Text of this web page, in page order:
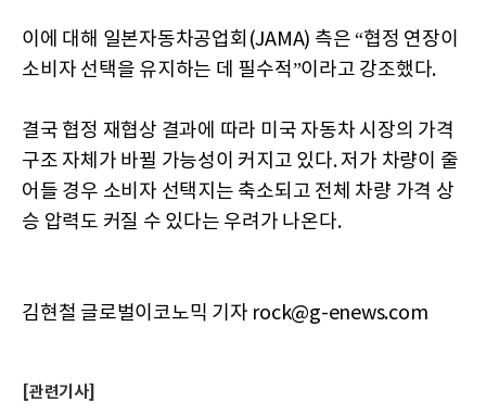
이에 대해 일본자동차공업회(JAMA) 측은 “협정 연장이
소비자 선택을 유지하는 데 필수적”이라고 강조했다.
결국 협정 재협상 결과에 따라 미국 자동차 시장의 가격
구조 자체가 바뀔 가능성이 커지고 있다. 저가 차량이 줄
어들 경우 소비자 선택지는 축소되고 전체 차량 가격 상
승 압력도 커질 수 있다는 우려가 나온다.
김현철 글로벌이코노믹 기자 rock@g-enews.com
[관련기사]